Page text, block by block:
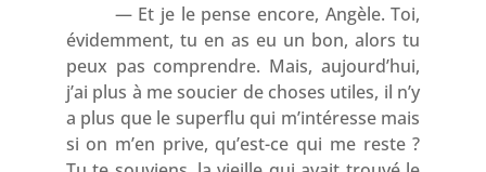
— Et je le pense encore, Angèle. Toi,
évidemment, tu en as eu un bon, alors tu
peux pas comprendre. Mais, aujourd’hui,
j’ai plus à me soucier de choses utiles, il n’y
a plus que le superflu qui m’intéresse mais
si on m’en prive, qu’est-ce qui me reste ?